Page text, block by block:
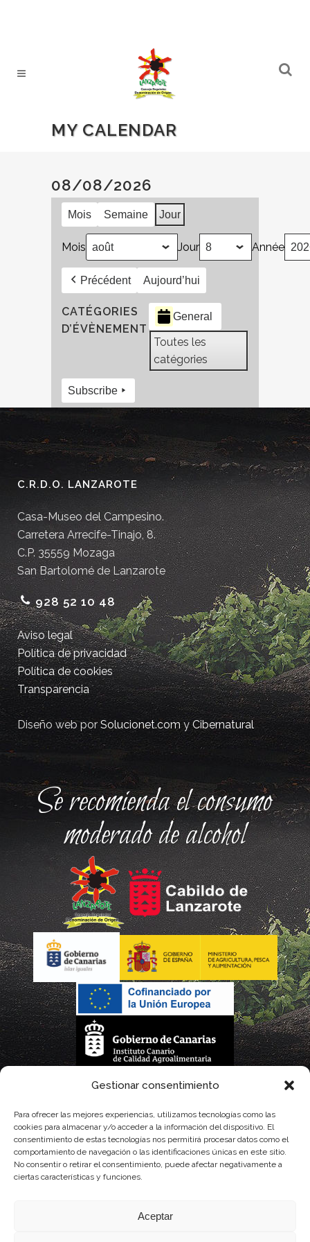
Gestionar consentimiento
Para ofrecer las mejores experiencias, utilizamos tecnologías como las
cookies para almacenar y/o acceder a la información del dispositivo. El
consentimiento de estas tecnologías nos permitirá procesar datos como el
comportamiento de navegación o las identificaciones únicas en este sitio.
No consentir o retirar el consentimiento, puede afectar negativamente a
ciertas características y funciones.
Aceptar
MY CALENDAR
08/08/2026
Mois Semaine Jour
Mois Jour Année
Précédent Aujourd’hui
CATÉGORIES
D’ÉVÈNEMENT
General
Toutes les
catégories
Subscribe
C.R.D.O. LANZAROTE
Casa-Museo del Campesino.
Carretera Arrecife-Tinajo, 8.
C.P. 35559 Mozaga
San Bartolomé de Lanzarote
928 52 10 48
Aviso legal
Política de privacidad
Política de cookies
Transparencia
Diseño web porSolucionet.comyCibernatural
Se recomienda el consumo
moderado de alcohol
La gestión de la DOP Lanzarote realizada por este Consejo Regulador es financiada,
con fondos provenientes del presupuesto de gastos del Instituto Canario de
Calidad Agroalimentaria